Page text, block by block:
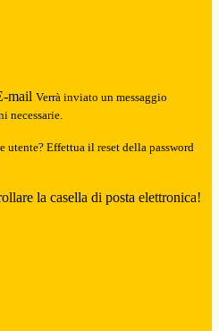
mail Verrà inviato un messaggio
necessarie.
utente? Effettua il reset della password
la casella di posta elettronica!